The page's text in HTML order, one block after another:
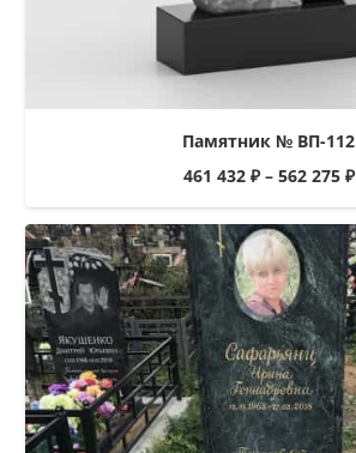
Памятник № ВП-112
461 432 ₽– 562 275 ₽